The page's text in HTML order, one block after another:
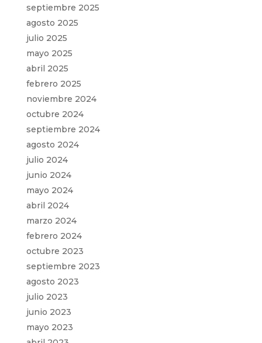
septiembre 2025
agosto 2025
julio 2025
mayo 2025
abril 2025
febrero 2025
noviembre 2024
octubre 2024
septiembre 2024
agosto 2024
julio 2024
junio 2024
mayo 2024
abril 2024
marzo 2024
febrero 2024
octubre 2023
septiembre 2023
agosto 2023
julio 2023
junio 2023
mayo 2023